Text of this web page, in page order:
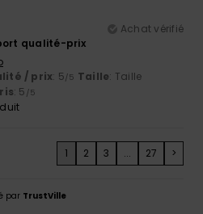
Achat vérifié
qualité-prix
/ prix: 5/5 Taille: Taille
: 5 /5
1 2 3 ... 27 >
par TrustVille